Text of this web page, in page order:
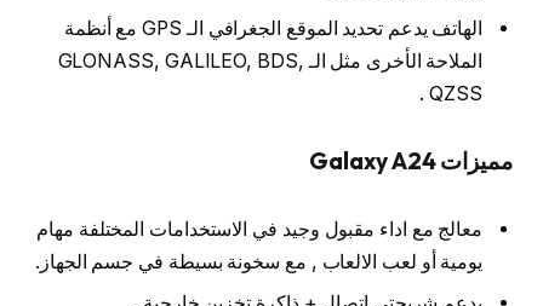
الهاتف يدعم تحديد الموقع الجغرافي الـ GPS مع أنظمة
الملاحة الأخرى مثل الـ GLONASS, GALILEO, BDS,
QZSS .
مميزات Galaxy A24
معالج مع اداء مقبول وجيد في الاستخدامات المختلفة مهام
يومية أو لعب الالعاب , مع سخونة بسيطة في جسم الجهاز.